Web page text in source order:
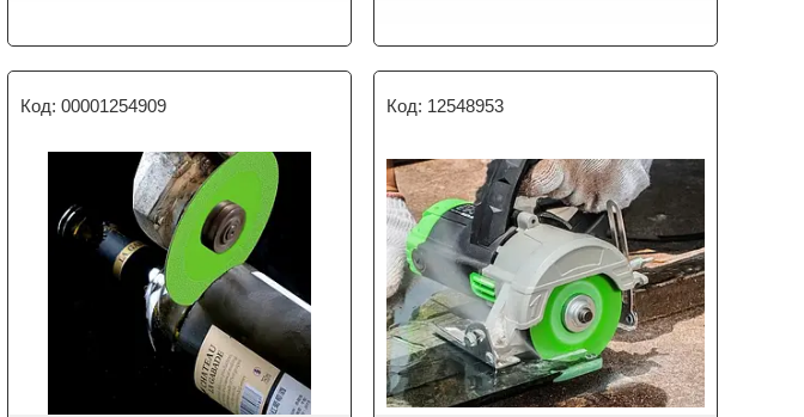
00001254909 12548953